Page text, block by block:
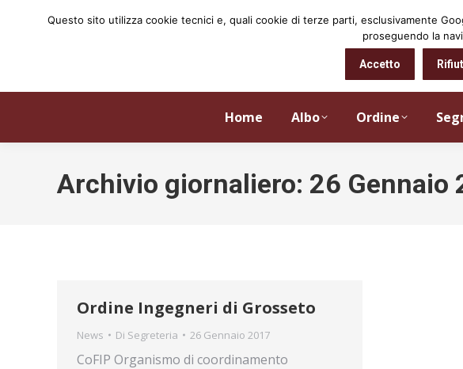
Home Albo Ordine
Archivio giornaliero: 26 Gennaio
Ordine Ingegneri di Grosseto
News Di Segreteria 26 Gennaio 2017
CoFIP Organismo di coordinamento
Questo sito utilizza cookie tecnici e, quali cookie di terze parti, esclusivamente
proseguendo la
Accetto